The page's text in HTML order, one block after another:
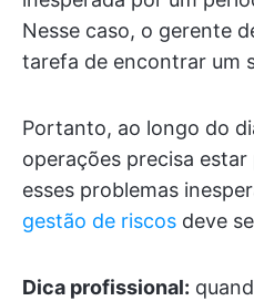
Nesse caso, o gerente
tarefa de encontrar um
Portanto, ao longo do
operações precisa
esses problemas
gestão de riscos deve
Dica profissional: